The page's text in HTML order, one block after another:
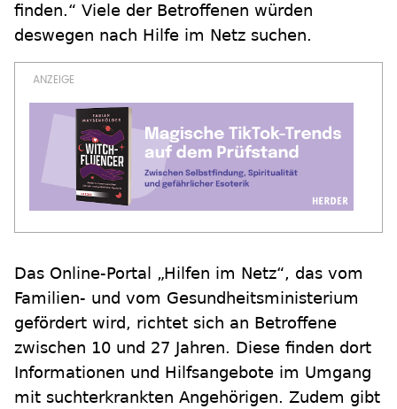
finden.“ Viele der Betroffenen würden
deswegen nach Hilfe im Netz suchen.
Das Online-Portal „Hilfen im Netz“, das vom
Familien- und vom Gesundheitsministerium
gefördert wird, richtet sich an Betroffene
zwischen 10 und 27 Jahren. Diese finden dort
Informationen und Hilfsangebote im Umgang
mit suchterkrankten Angehörigen. Zudem gibt